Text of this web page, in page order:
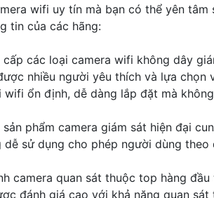
wifi uy tín mà bạn có thể yên
tin của các hãng:
các loại camera wifi không dây
nhiều người yêu thích và lựa
ổn định, dễ dàng lắp đặt mà
phẩm camera giám sát hiện đại
sử dụng cho phép người dùng
camera quan sát thuộc top hàng
đánh giá cao với khả năng quan